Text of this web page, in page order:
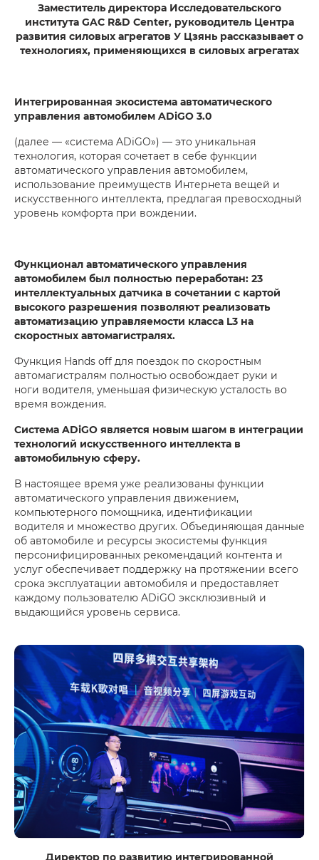
Заместитель директора Исследовательского
института GAC R&D Center, руководитель Центра
развития силовых агрегатов У Цзянь рассказывает о
технологиях, применяющихся в силовых агрегатах
Интегрированная экосистема автоматического
управления автомобилем ADiGO 3.0
(далее — «система ADiGO») — это уникальная
технология, которая сочетает в себе функции
автоматического управления автомобилем,
использование преимуществ Интернета вещей и
искусственного интеллекта, предлагая превосходный
уровень комфорта при вождении.
Функционал автоматического управления
автомобилем был полностью переработан: 23
интеллектуальных датчика в сочетании с картой
высокого разрешения позволяют реализовать
автоматизацию управляемости класса L3 на
скоростных автомагистралях.
Функция Hands off для поездок по скоростным
автомагистралям полностью освобождает руки и
ноги водителя, уменьшая физическую усталость во
время вождения.
Система ADiGO является новым шагом в интеграции
технологий искусственного интеллекта в
автомобильную сферу.
В настоящее время уже реализованы функции
автоматического управления движением,
компьютерного помощника, идентификации
водителя и множество других. Объединяющая данные
об автомобиле и ресурсы экосистемы функция
персонифицированных рекомендаций контента и
услуг обеспечивает поддержку на протяжении всего
срока эксплуатации автомобиля и предоставляет
каждому пользователю ADiGO эксклюзивный и
выдающийся уровень сервиса.
Директор по развитию интегрированной